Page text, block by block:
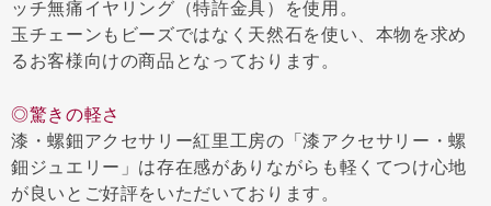
ッチ無痛イヤリング（特許金具）を使用。
玉チェーンもビーズではなく天然石を使い、本物を求め
るお客様向けの商品となっております。
◎驚きの軽さ
漆・螺鈿アクセサリー紅里工房の「漆アクセサリー・螺
鈿ジュエリー」は存在感がありながらも軽くてつけ心地
が良いとご好評をいただいております。